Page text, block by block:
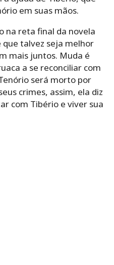
em suas mãos.
na reta final da novela
que talvez seja melhor
mais juntos. Muda é
a se reconciliar com
será morto por
crimes, assim, ela diz
com Tibério e viver sua